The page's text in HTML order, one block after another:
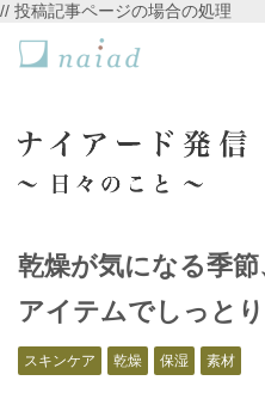
// 投稿記事ページの場合の処理
乾燥が気になる季
アイテムでしっと
スキンケア 乾燥 保湿 素材